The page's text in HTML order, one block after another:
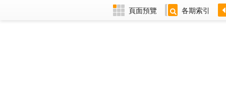
頁面預覽 各期索引